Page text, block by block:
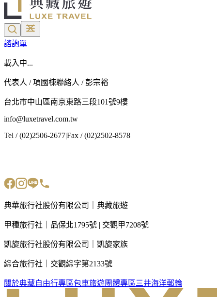
諮詢單
載入中...
代表人 / 項國棟聯絡人 / 彭宗裕
台北市中山區南京東路三段101號9樓
info@luxetravel.com.tw
Tel / (02)2506-2677|Fax / (02)2502-8578
典華旅行社股份有限公司｜典藏旅遊
甲種旅行社｜品保北1795號 | 交觀甲7208號
凱旋旅行社股份有限公司｜凱旋家族
綜合旅行社｜交觀綜字第2133號
關於典藏自由行專區包車旅遊團體專區 三井海洋郵輪